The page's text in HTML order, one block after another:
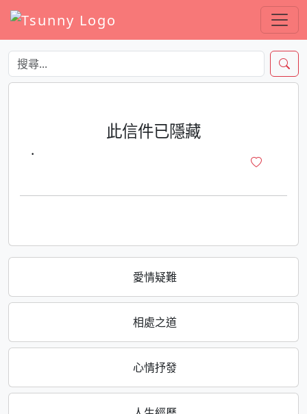
愛情疑難
相處之道
心情抒發
此信件已隱藏
·